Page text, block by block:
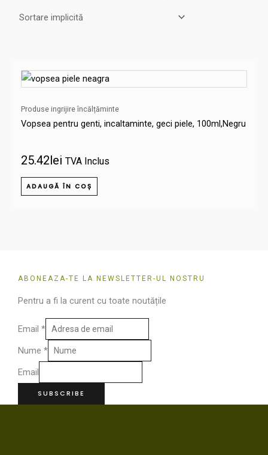
Produse ingrijire încălțăminte
Vopsea pentru genti, incaltaminte, geci piele, 100ml,Negru
25.42lei TVA Inclus
ADAUGĂ ÎN COȘ
ABONEAZA-TE LA NEWSLETTER-UL NOSTRU
Pentru a fi la curent cu toate noutățile
Nume *
Email *
Email
SUBSCRIBE